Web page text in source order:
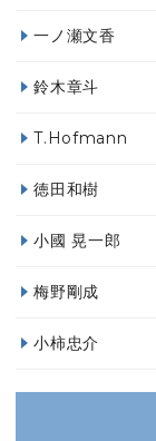
一ノ瀬文香
鈴木章斗
T.Hofmann
徳田和樹
小國 晃一郎
梅野剛成
小柿忠介